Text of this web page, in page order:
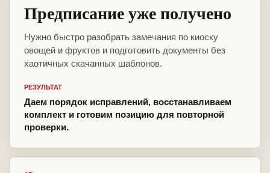
Предписание уже получено
Нужно быстро разобрать замечания по киоску
овощей и фруктов и подготовить документы без
хаотичных скачанных шаблонов.
РЕЗУЛЬТАТ
Даем порядок исправлений, восстанавливаем
комплект и готовим позицию для повторной
проверки.